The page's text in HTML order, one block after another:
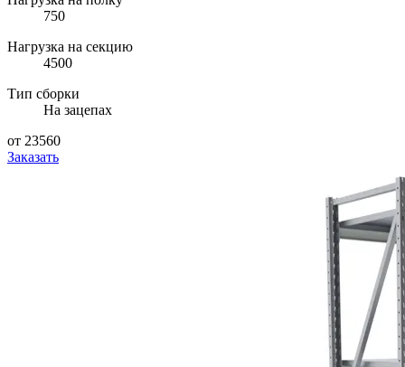
750
Нагрузка на секцию
4500
Тип сборки
На зацепах
от 23560
Заказать